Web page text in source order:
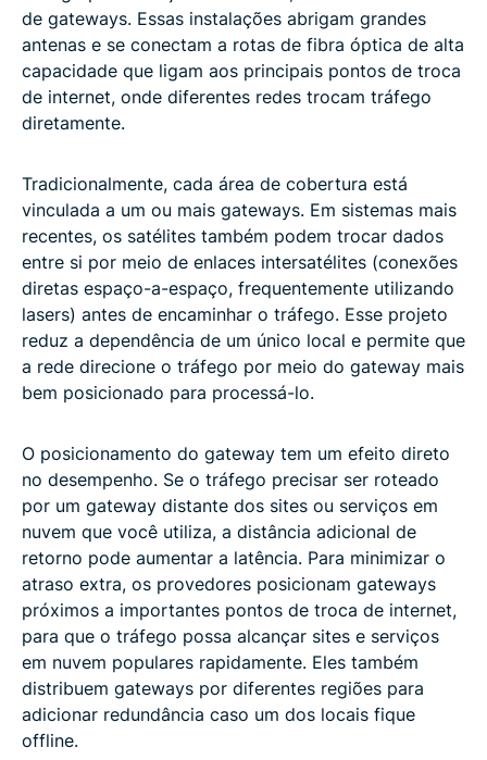
de gateways. Essas instalações abrigam grandes
antenas e se conectam a rotas de fibra óptica de alta
capacidade que ligam aos principais pontos de troca
de internet, onde diferentes redes trocam tráfego
diretamente.
Tradicionalmente, cada área de cobertura está
vinculada a um ou mais gateways. Em sistemas mais
recentes, os satélites também podem trocar dados
entre si por meio de enlaces intersatélites (conexões
diretas espaço-a-espaço, frequentemente utilizando
lasers) antes de encaminhar o tráfego. Esse projeto
reduz a dependência de um único local e permite que
a rede direcione o tráfego por meio do gateway mais
bem posicionado para processá-lo.
O posicionamento do gateway tem um efeito direto
no desempenho. Se o tráfego precisar ser roteado
por um gateway distante dos sites ou serviços em
nuvem que você utiliza, a distância adicional de
retorno pode aumentar a latência. Para minimizar o
atraso extra, os provedores posicionam gateways
próximos a importantes pontos de troca de internet,
para que o tráfego possa alcançar sites e serviços
em nuvem populares rapidamente. Eles também
distribuem gateways por diferentes regiões para
adicionar redundância caso um dos locais fique
offline.